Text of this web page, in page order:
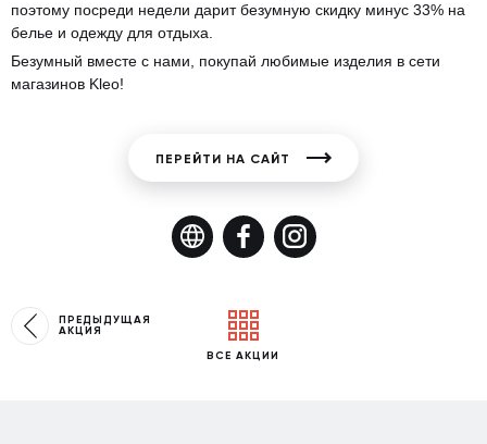
поэтому посреди недели дарит безумную скидку минус 33% на
белье и одежду для отдыха.
Безумный вместе с нами, покупай любимые изделия в сети
магазинов Kleo!
ПЕРЕЙТИ НА САЙТ
ПРЕДЫДУЩАЯ
АКЦИЯ
ВСЕ АКЦИИ